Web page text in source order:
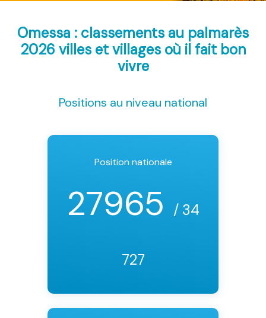
Omessa : classements au palmarès
2026 villes et villages où il fait bon
vivre
Positions au niveau national
Position nationale
27965 / 34
727